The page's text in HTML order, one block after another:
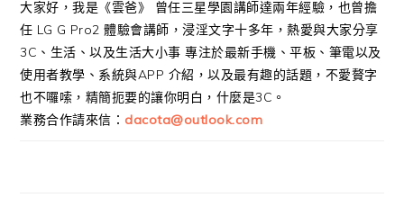
大家好，我是《雲爸》 曾任三星學園講師達兩年經驗，也曾擔
任 LG G Pro2 體驗會講師，浸淫文字十多年，熱愛與大家分享
3C、生活、以及生活大小事 專注於最新手機、平板、筆電以及
使用者教學、系統與APP 介紹，以及最有趣的話題，不愛贅字
也不囉嗦，精簡扼要的讓你明白，什麼是3C。
業務合作請來信： dacota@outlook.com